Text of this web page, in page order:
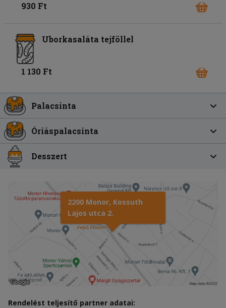
930 Ft
Uborkasaláta tejföllel
1 130 Ft
Palacsinta
Óriáspalacsinta
Desszert
2200 Monor, Kossuth
Lajos utca 2.
Rendelést teljesítő partner adatai: